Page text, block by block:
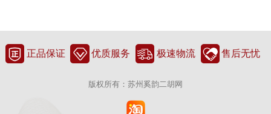
正品保证 优质服务 极速物流 售后无忧
版权所有：苏州奚韵二胡网